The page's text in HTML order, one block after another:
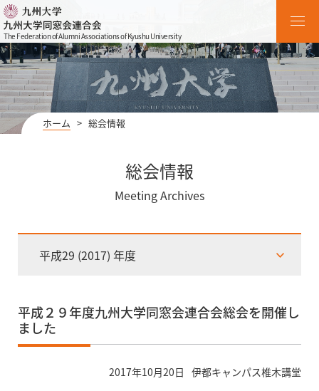
The Federation of Alumni Associations of Kyushu University
ホーム > 総会情報
総会情報
Meeting Archives
平成29 (2017) 年度
平成２９年度九州大学同窓会連合会総会を開催し
ました
2017年10月20日 伊都キャンパス椎木講堂